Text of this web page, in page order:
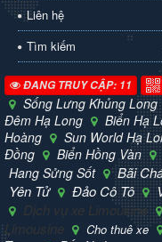
Liên hệ
Tìm kiếm
ĐANG TRUY CẬP: 11
Sống Lưng Khủng Long
Đêm Hạ Long
Biển Hạ
Hoàng
Sun World Hạ
Đồng
Biển Hồng Vàn
Hang Sửng Sốt
Bãi
Yên Tử Đảo Cô Tô
Dịch vụ xe Limousine
Limousine
Cho thuê xe